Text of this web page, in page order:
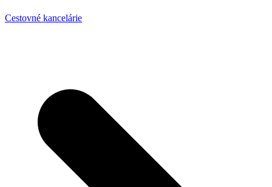
Cestovné kancelárie